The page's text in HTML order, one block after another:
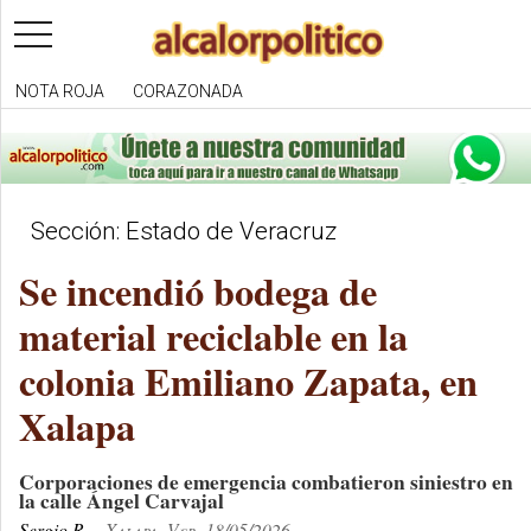
toggle
navigation
NOTA ROJA CORAZONADA
Sección: Estado de Veracruz
Se incendió bodega de
material reciclable en la
colonia Emiliano Zapata, en
Xalapa
Corporaciones de emergencia combatieron siniestro en
la calle Ángel Carvajal